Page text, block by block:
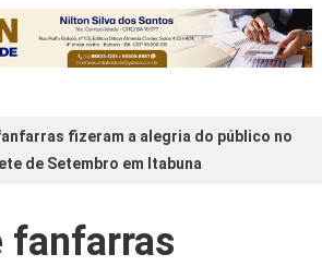
fizeram a alegria do público no
de Setembro em Itabuna
fanfarras